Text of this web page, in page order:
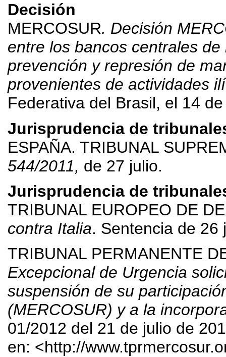
Decisión
MERCOSUR. Decisión
entre los bancos centrales
prevención y represión de
provenientes de actividades
Federativa del Brasil, el 14
Jurisprudencia de
ESPAÑA. TRIBUNAL
544/2011, de 27 julio.
Jurisprudencia de
TRIBUNAL EUROPEO DE
contra Italia. Sentencia de 26
TRIBUNAL PERMANENTE
Excepcional de Urgencia
suspensión de su
(MERCOSUR) y a la
01/2012 del 21 de julio de
en: <http://